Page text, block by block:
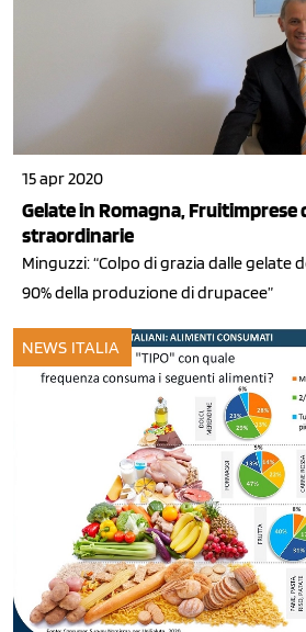
15 apr 2020
Gelate in Romagna, Fruitimprese
straordinarie
Minguzzi: “Colpo di grazia dalle gelate
90% della produzione di drupacee”
NEWS ITALIA